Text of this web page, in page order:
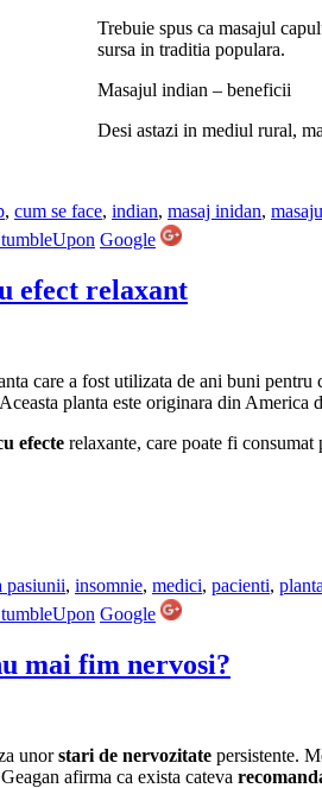
Trebuie spus ca masajul
sursa in traditia populara.
Masajul indian – beneficii
Desi astazi in mediul rural,
, cum se face, indian, masaj inidan,
Google
efect relaxant
care a fost utilizata de ani buni
planta este originara din America
efecte relaxante, care poate fi consumat
pasiunii, insomnie, medici, pacienti, planta
Google
mai fim nervosi?
unorstari de nervozitate persistente.
afirma ca exista cateva